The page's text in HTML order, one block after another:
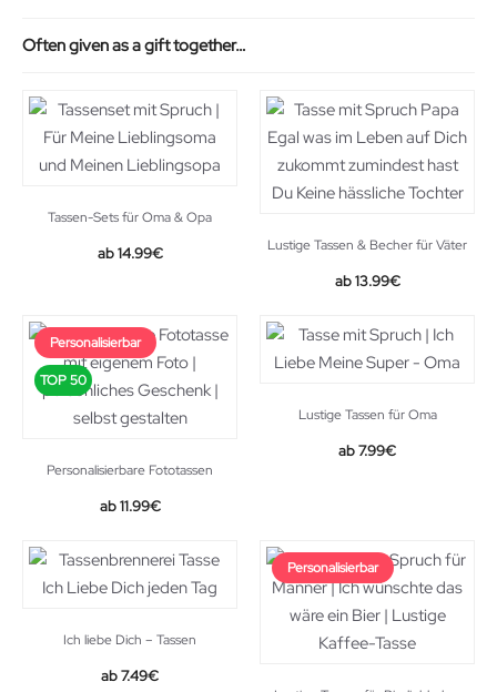
Often given as a gift together…
Tassen-Sets für Oma & Opa
14.99€ Lustige Tassen & Becher für Väter
13.99€
Personalisierbar
TOP 50
Personalisierbare Fototassen
11.99€
Lustige Tassen für Oma
Original
7.99€Current
Ich liebe Dich – Tassen
7.49€
Personalisierbar